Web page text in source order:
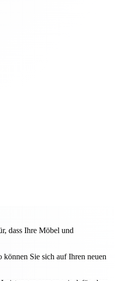
dass Ihre Möbel und
Sie sich auf Ihren neuen